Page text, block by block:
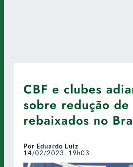
CBF e clubes
sobre redução de
rebaixados no
Por Eduardo Luiz
14/02/2023, 19h03